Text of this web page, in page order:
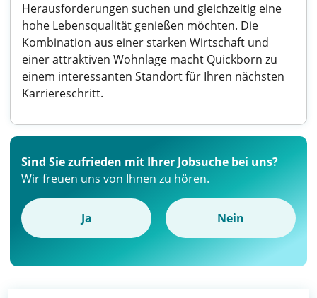
Herausforderungen suchen und gleichzeitig eine
hohe Lebensqualität genießen möchten. Die
Kombination aus einer starken Wirtschaft und
einer attraktiven Wohnlage macht Quickborn zu
einem interessanten Standort für Ihren nächsten
Karriereschritt.
Sind Sie zufrieden mit Ihrer Jobsuche bei uns?
Wir freuen uns von Ihnen zu hören.
Ja Nein